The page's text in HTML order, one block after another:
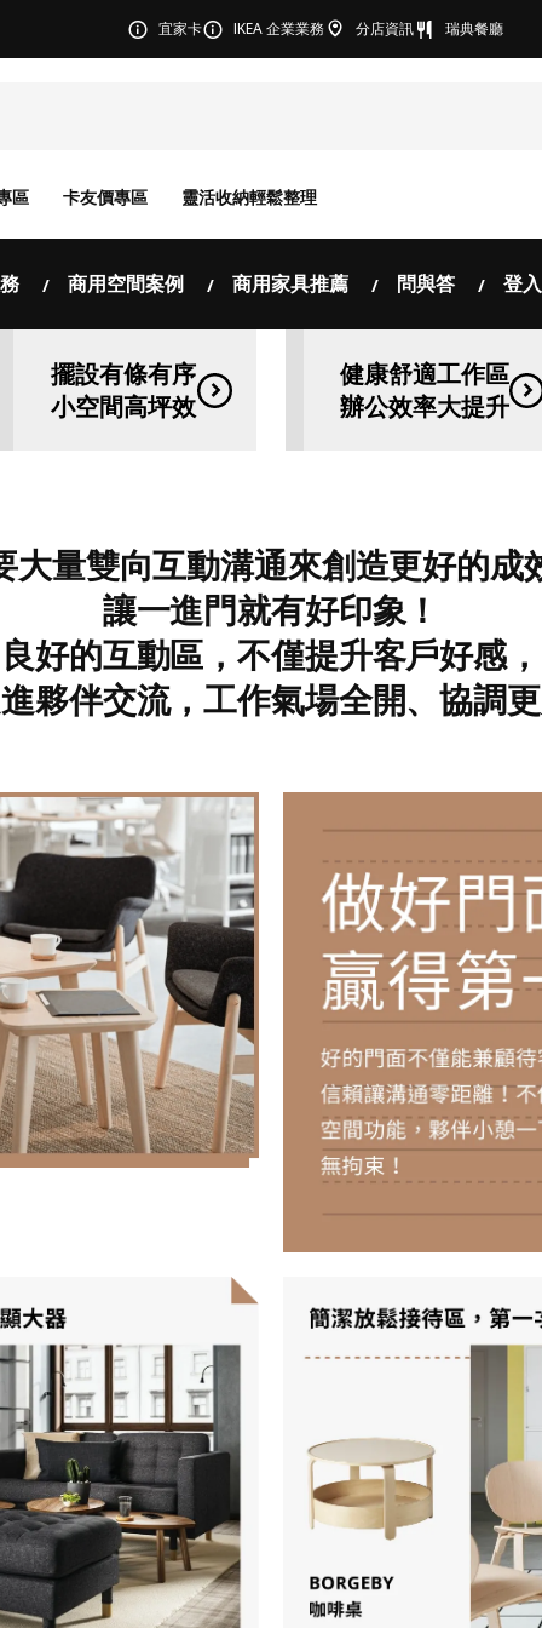
宜家卡 IKEA 企業業務 分店資訊 瑞典餐廳
區 卡友價專區 靈活收納輕鬆整理
商用空間案例 商用家具推薦 問與答 登
擺設有條有序
小空間高坪效
健康舒適工作區
辦公效率大提升
大量雙向互動溝通來創造更好的成
讓一進門就有好印象！
良好的互動區，不僅提升客戶好感，
夥伴交流，工作氣場全開、協調